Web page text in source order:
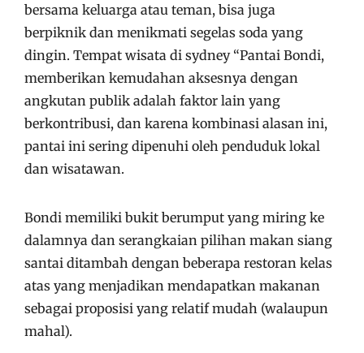
bersama keluarga atau teman, bisa juga
berpiknik dan menikmati segelas soda yang
dingin. Tempat wisata di sydney “Pantai Bondi,
memberikan kemudahan aksesnya dengan
angkutan publik adalah faktor lain yang
berkontribusi, dan karena kombinasi alasan ini,
pantai ini sering dipenuhi oleh penduduk lokal
dan wisatawan.
Bondi memiliki bukit berumput yang miring ke
dalamnya dan serangkaian pilihan makan siang
santai ditambah dengan beberapa restoran kelas
atas yang menjadikan mendapatkan makanan
sebagai proposisi yang relatif mudah (walaupun
mahal).